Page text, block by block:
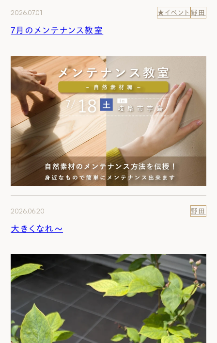
2026.07.01 ★イベント 野田
7月のメンテナンス教室
2026.06.20 野田
大きくなれ～